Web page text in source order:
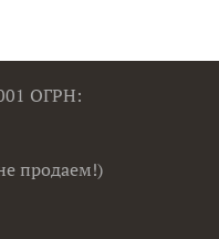
ОГРН:
продаем!)